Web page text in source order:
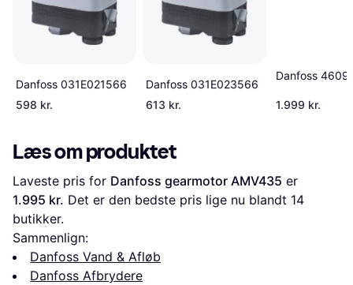
Danfoss 031E021566
598 kr.
Danfoss 031E023566
613 kr.
Danfoss
1.999 kr.
Læs om produktet
Laveste pris for Danfoss gearmotor AMV435
1.995 kr. Det er den bedste pris lige nu blandt 14
butikker.
Sammenlign:
Danfoss Vand & Afløb
Danfoss Afbrydere